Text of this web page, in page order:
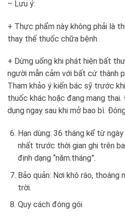
– Lưu ý:
+ Thực phẩm này không phải là
thay thế thuốc chữa bệnh.
+ Dừng uống khi phát hiện bất
người mẫn cảm với bất cứ thành
Tham khảo ý kiến bác sỹ trước
thuốc khác hoặc đang mang
dụng ngay sau khi mở bao bì.
Hạn dùng: 36 tháng kể từ
nhất trước thời gian ghi trên
định dạng “năm.tháng”.
Bảo quản: Nơi khô ráo, thoáng
trời.
Quy cách đóng gói